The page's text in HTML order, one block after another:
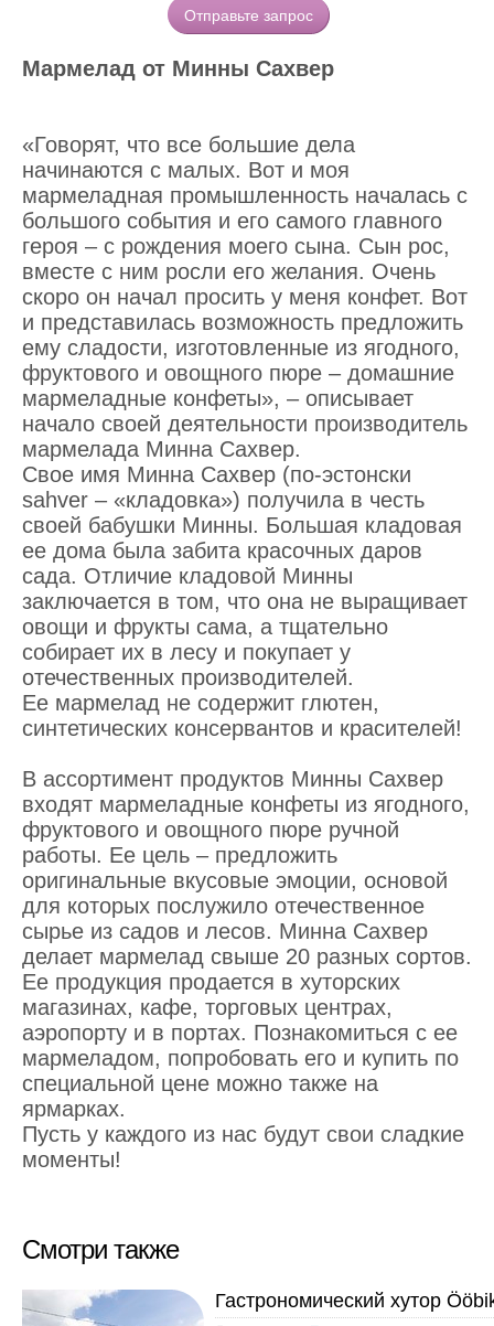
Мармелад от Минны Сахвер
«Говорят, что все большие дела
начинаются с малых. Вот и моя
мармеладная промышленность началась с
большого события и его самого главного
героя – с рождения моего сына. Сын рос,
вместе с ним росли его желания. Очень
скоро он начал просить у меня конфет. Вот
и представилась возможность предложить
ему сладости, изготовленные из ягодного,
фруктового и овощного пюре – домашние
мармеладные конфеты», – описывает
начало своей деятельности производитель
мармелада Минна Сахвер.
Свое имя Минна Сахвер (по-эстонски
sahver – «кладовка») получила в честь
своей бабушки Минны. Большая кладовая
ее дома была забита красочных даров
сада. Отличие кладовой Минны
заключается в том, что она не выращивает
овощи и фрукты сама, а тщательно
собирает их в лесу и покупает у
отечественных производителей.
Ее мармелад не содержит глютен,
синтетических консервантов и красителей!
В ассортимент продуктов Минны Сахвер
входят мармеладные конфеты из ягодного,
фруктового и овощного пюре ручной
работы. Ее цель – предложить
оригинальные вкусовые эмоции, основой
для которых послужило отечественное
сырье из садов и лесов. Минна Сахвер
делает мармелад свыше 20 разных сортов.
Ее продукция продается в хуторских
магазинах, кафе, торговых центрах,
аэропорту и в портах. Познакомиться с ее
мармеладом, попробовать его и купить по
специальной цене можно также на
ярмарках.
Пусть у каждого из нас будут свои сладкие
моменты!
Смотри также
Гастрономический хутор